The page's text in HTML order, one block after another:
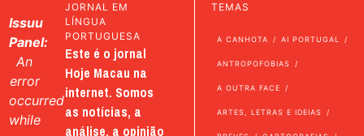
Issuu
Panel:
An
error
occurred
while
JORNAL EM
LÍNGUA
PORTUGUESA
Este é o jornal
Hoje Macau na
internet. Somos
as notícias, a
análise, a opinião
TEMAS
A CANHOTA AI PORTUGAL
ANTROPOFOBIAS
A OUTRA FACE
ARTES, LETRAS E IDEIAS